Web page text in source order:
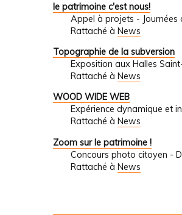
le patrimoine c'est nous!
Appel à projets - Journées
Rattaché à News
Topographie de la subversion
Exposition aux Halles
Rattaché à News
WOOD WIDE WEB
Expérience dynamique et
Rattaché à News
Zoom sur le patrimoine !
Concours photo citoyen -
Rattaché à News